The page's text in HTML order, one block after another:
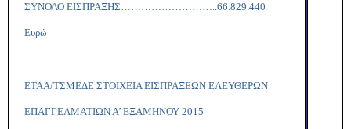
ΣΥΝΟΛΟ ΕΙΣΠΡΑΞΗΣ………………………..66.829.440
Ευρώ
ΕΤΑΑ/ΤΣΜΕΔΕ ΣΤΟΙΧΕΙΑ ΕΙΣΠΡΑΞΕΩΝ ΕΛΕΥΘΕΡΩΝ
ΕΠΑΓΓΕΛΜΑΤΙΩΝ Α’ ΕΞΑΜΗΝΟΥ 2015